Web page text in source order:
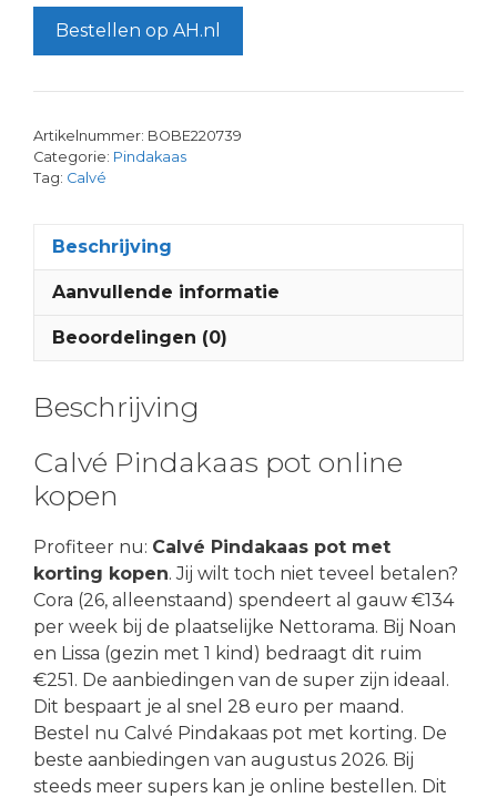
Bestellen op AH.nl
Artikelnummer: BOBE220739
Categorie: Pindakaas
Tag: Calvé
Beschrijving
Aanvullende informatie
Beoordelingen (0)
Beschrijving
Calvé Pindakaas pot online
kopen
Profiteer nu: Calvé Pindakaas pot met
korting kopen. Jij wilt toch niet teveel betalen?
Cora (26, alleenstaand) spendeert al gauw €134
per week bij de plaatselijke Nettorama. Bij Noan
en Lissa (gezin met 1 kind) bedraagt dit ruim
€251. De aanbiedingen van de super zijn ideaal.
Dit bespaart je al snel 28 euro per maand.
Bestel nu Calvé Pindakaas pot met korting. De
beste aanbiedingen van augustus 2026. Bij
steeds meer supers kan je online bestellen. Dit